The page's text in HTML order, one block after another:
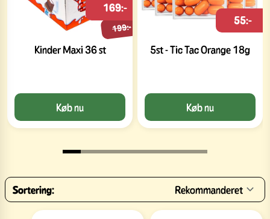
Kinder Maxi 36 st
199:-
169:-
Køb nu
5st - Tic Tac Orange 18g
55:-
Køb nu
Sortering: Rekommanderet